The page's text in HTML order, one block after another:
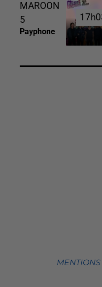
MAROON
5
Payphone
MENTIONS